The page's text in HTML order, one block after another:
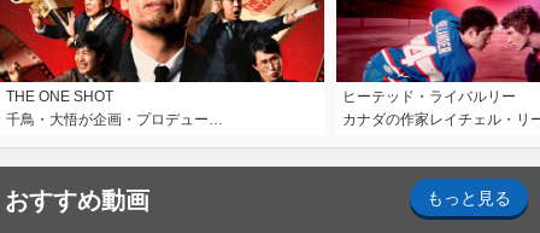
THE ONE SHOT
千鳥・大悟が企画・プロデュー…
ヒーテッド・ライバルリー
カナダの作家レイチェル・リ
おすすめ動画 もっと見る